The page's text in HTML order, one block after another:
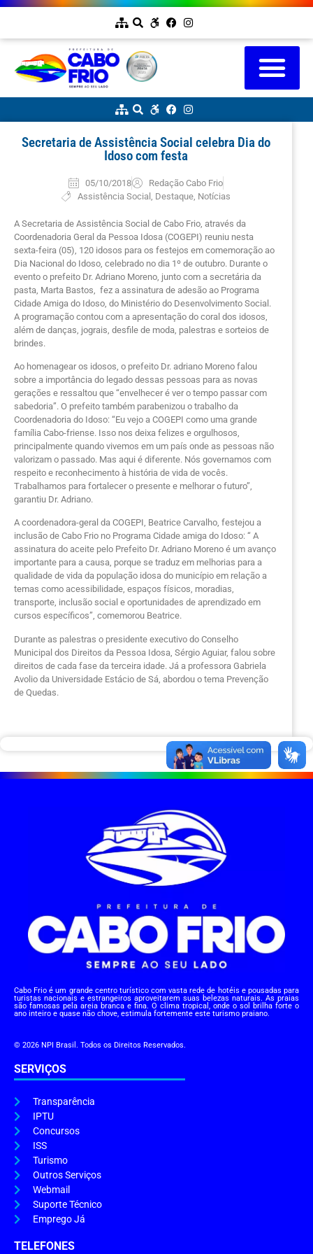
Secretaria de Assistência Social celebra Dia do
Idoso com festa
05/10/2018
Redação Cabo Frio
Assistência Social Destaque Notícias
A Secretaria de Assistência Social de Cabo Frio, através da
Coordenadoria Geral da Pessoa Idosa (COGEPI) reuniu nesta
sexta-feira (05), 120 idosos para os festejos em comemoração ao
Dia Nacional do Idoso, celebrado no dia 1º de outubro. Durante o
evento o prefeito Dr. Adriano Moreno, junto com a secretária da
pasta, Marta Bastos, fez a assinatura de adesão ao Programa
Cidade Amiga do Idoso, do Ministério do Desenvolvimento Social.
A programação contou com a apresentação do coral dos idosos,
além de danças, jograis, desfile de moda, palestras e sorteios de
brindes.
Ao homenagear os idosos, o prefeito Dr. adriano Moreno falou
sobre a importância do legado dessas pessoas para as novas
gerações e ressaltou que “envelhecer é ver o tempo passar com
sabedoria”. O prefeito também parabenizou o trabalho da
Coordenadoria do Idoso: “Eu vejo a COGEPI como uma grande
família Cabo-friense. Isso nos deixa felizes e orgulhosos,
principalmente quando vivemos em um país onde as pessoas não
valorizam o passado. Mas aqui é diferente. Nós governamos com
respeito e reconhecimento à história de vida de vocês.
Trabalhamos para fortalecer o presente e melhorar o futuro”,
garantiu Dr. Adriano.
A coordenadora-geral da COGEPI, Beatrice Carvalho, festejou a
inclusão de Cabo Frio no Programa Cidade amiga do Idoso: “ A
assinatura do aceite pelo Prefeito Dr. Adriano Moreno é um avanço
importante para a causa, porque se traduz em melhorias para a
qualidade de vida da população idosa do município em relação a
temas como acessibilidade, espaços físicos, moradias,
transporte, inclusão social e oportunidades de aprendizado em
cursos específicos”, comemorou Beatrice.
Durante as palestras o presidente executivo do Conselho
Municipal dos Direitos da Pessoa Idosa, Sérgio Aguiar, falou sobre
direitos de cada fase da terceira idade. Já a professora Gabriela
Avolio da Universidade Estácio de Sá, abordou o tema Prevenção
de Quedas.
Cabo Frio é um grande centro turístico com vasta rede de hotéis e pousadas para
turistas nacionais e estrangeiros aproveitarem suas belezas naturais. As praias
são famosas pela areia branca e fina. O clima tropical, onde o sol brilha forte o
ano inteiro e quase não chove, estimula fortemente este turismo praiano.
© 2026 NPI Brasil. Todos os Direitos Reservados.
SERVIÇOS
Transparência
IPTU
Concursos
ISS
Turismo
Outros Serviços
Webmail
Suporte Técnico
Emprego Já
TELEFONES